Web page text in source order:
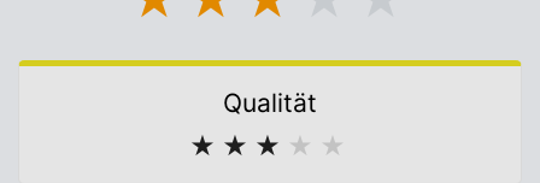
Qualität
★ ★ ★ ★ ★